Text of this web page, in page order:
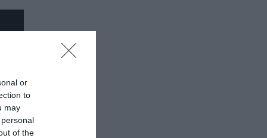
or
to
may
of the